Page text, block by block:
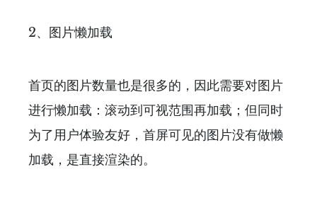
2、图片懒加载
首页的图片数量也是很多的，因此需要对图片
进行懒加载：滚动到可视范围再加载；但同时
为了用户体验友好，首屏可见的图片没有做懒
加载，是直接渲染的。